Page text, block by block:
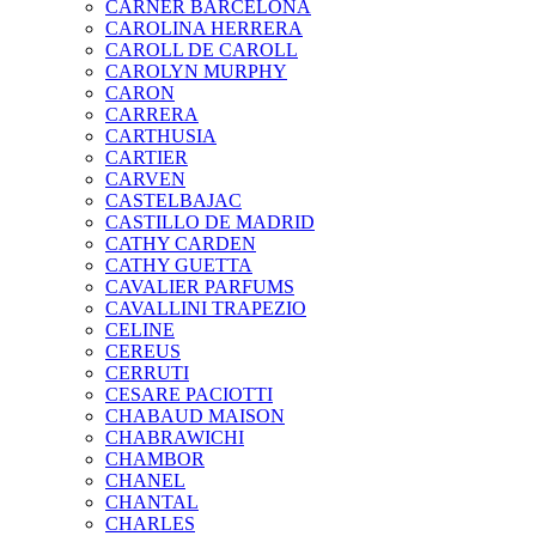
CARNER BARCELONA
CAROLINA HERRERA
CAROLL DE CAROLL
CAROLYN MURPHY
CARON
CARRERA
CARTHUSIA
CARTIER
CARVEN
CASTELBAJAC
CASTILLO DE MADRID
CATHY CARDEN
CATHY GUETTA
CAVALIER PARFUMS
CAVALLINI TRAPEZIO
CELINE
CEREUS
CERRUTI
CESARE PACIOTTI
CHABAUD MAISON
CHABRAWICHI
CHAMBOR
CHANEL
CHANTAL
CHARLES